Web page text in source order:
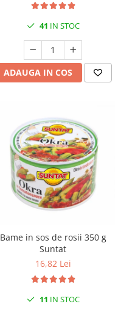
41 IN STOC
ADAUGA IN COS
Bame in sos de rosii 350 g
Suntat
16,82 Lei
11 IN STOC